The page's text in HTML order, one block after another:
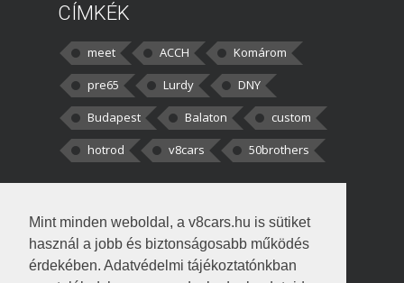
Mint minden weboldal, a v8cars.hu is sütiket
használ a jobb és biztonságosabb működés
érdekében. Adatvédelmi tájékoztatónkban
CÍMKÉK
meet ACCH
Komárom
pre65
Lurdy
DNY
Budapest
Balaton
custom
hotrod
v8cars 50brothers
kortisz:Elszúrtam! Én csak két
darabbaal számoltam. Nem tudtam, hogy fél autót,